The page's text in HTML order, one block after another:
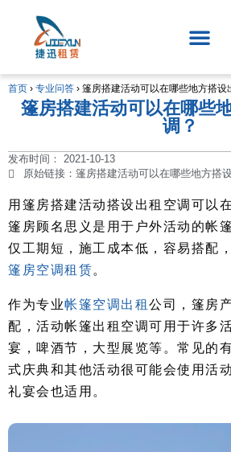
首页 › 专业问答 › 篷房搭建活动可以在哪些地方搭设
篷房搭建活动可以在哪些
调？
发布时间： 2021-10-13
原始链接：篷房搭建活动可以在哪些地方搭
用篷房搭建活动搭设出租空调可以
篷房顾名思义是用于户外活动的帐
仅工期短，施工成本低，容易搭配
篷房空调租赁。
作为专业帐篷空调出租 公司，篷房
配，活动帐篷出租空调可用于许多
宴，啤酒节，大型展览等。常见的
式庆典和其他活动很可能会使用活
礼宴会也适用。